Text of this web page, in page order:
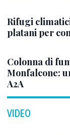
Rifugi
platani per
Colonna di
Monfalcone:
A2A
VIDEO